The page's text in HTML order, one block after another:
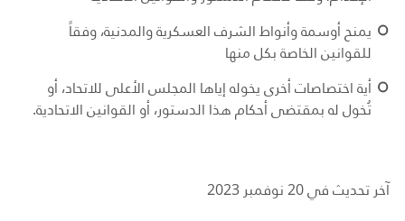
يمنح أوسمة وأنواط الشرف العسكرية والمدنية، وفقاً
للقوانين الخاصة بكل منها
أية اختصاصات أخرى يخوله إياها المجلس الأعلى للاتحاد، أو
تُخول له بمقتضى أحكام هذا الدستور، أو القوانين الاتحادية.
آخر تحديث في 20 نوفمبر 2023